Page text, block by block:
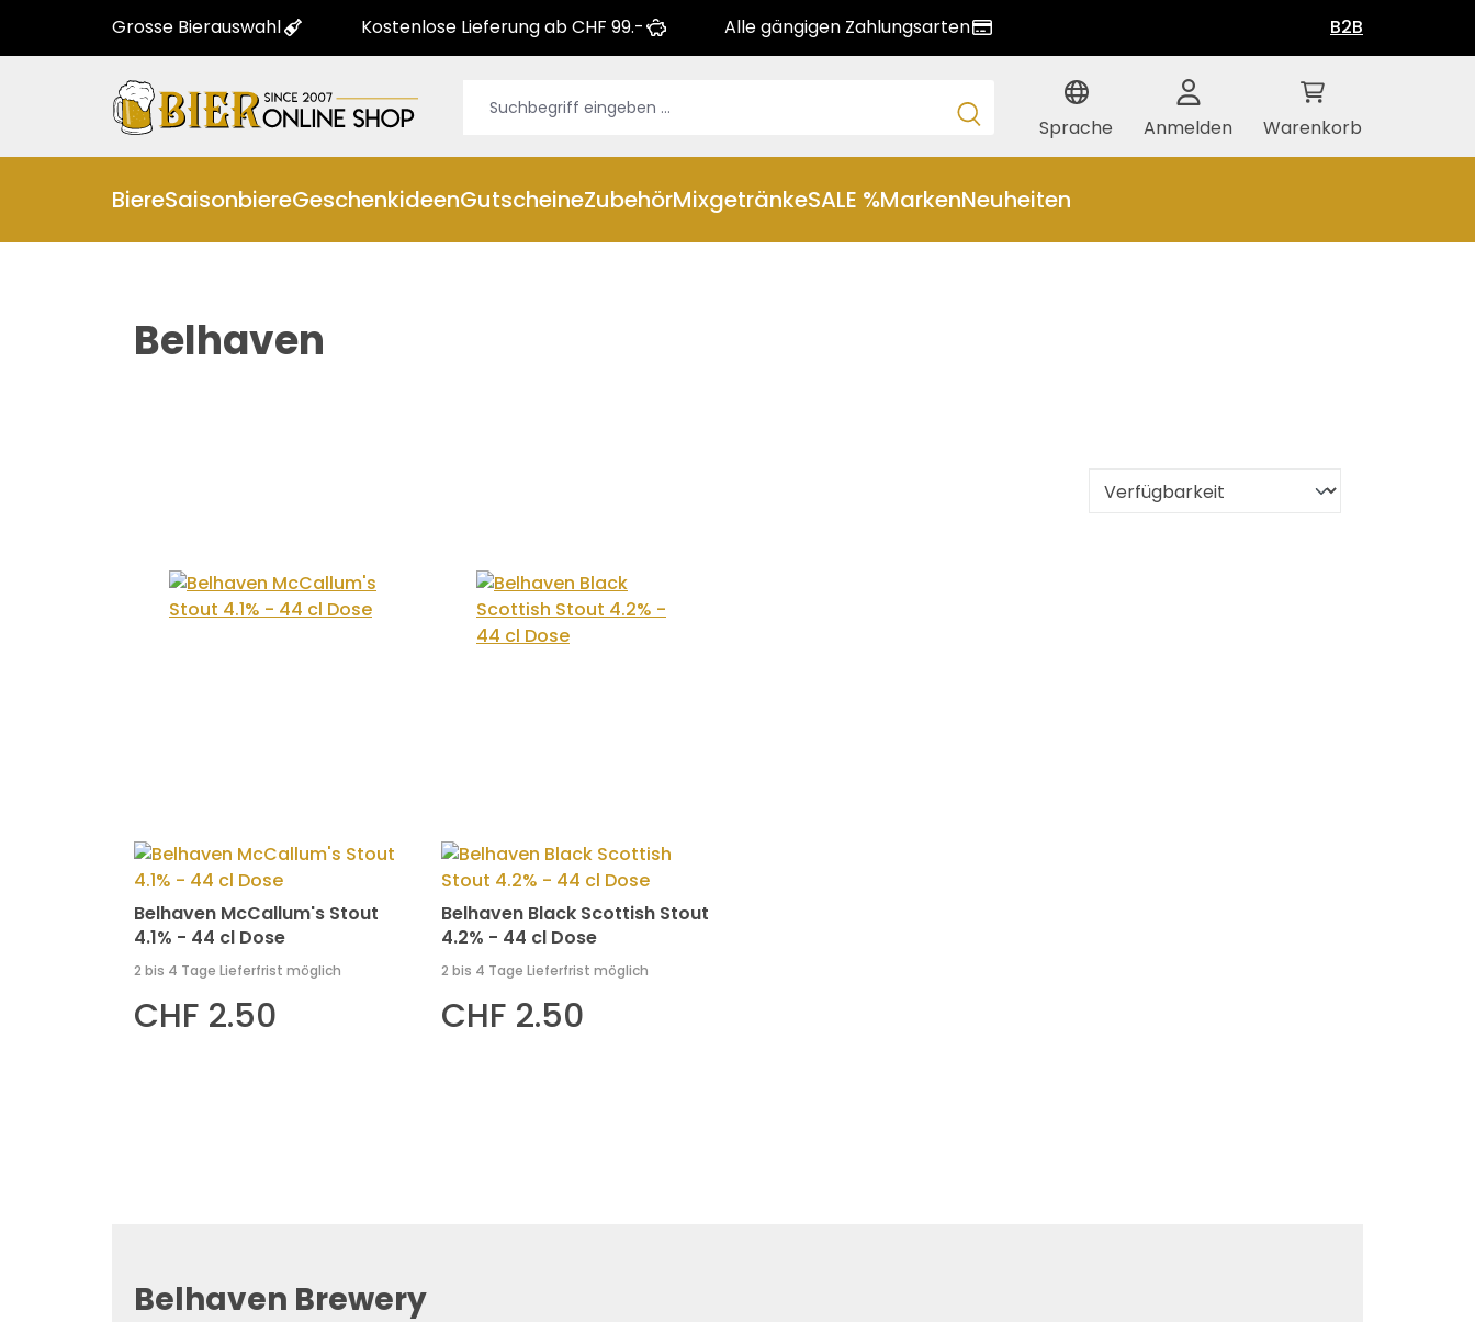
Grosse Bierauswahl Kostenlose Lieferung ab CHF 99.- Alle gängigen Zahlungsarten B2B
Sprache Anmelden Warenkorb
BiereSaisonbiereGeschenkideenGutscheineZubehörMixgetränkeSALE %MarkenNeuheiten
Belhaven
Belhaven McCallum's Stout
4.1% - 44 cl Dose
2 bis 4 Tage Lieferfrist möglich
CHF 2.50
Belhaven Black Scottish Stout
4.2% - 44 cl Dose
2 bis 4 Tage Lieferfrist möglich
CHF 2.50
Belhaven Brewery